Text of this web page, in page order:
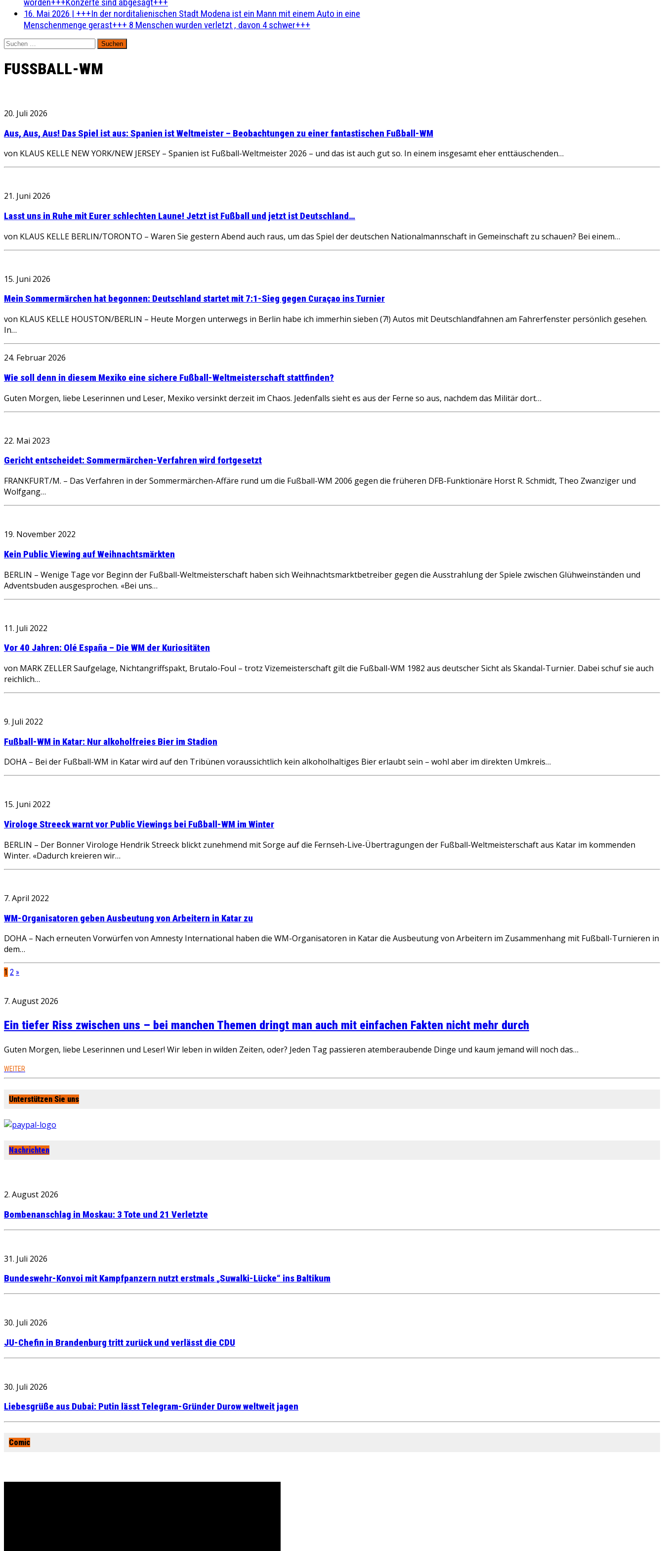
16. Mai 2026 | +++In der norditalienischen Stadt Modena ist ein Mann mit einem Auto in eine
Menschenmenge gerast+++ 8 Menschen wurden verletzt , davon 4 schwer+++
Suchen
nach:
FUSSBALL-WM
20. Juli 2026
Aus, Aus, Aus! Das Spiel ist aus: Spanien ist Weltmeister – Beobachtungen zu einer fantastischen Fußball-WM
von KLAUS KELLE NEW YORK/NEW JERSEY – Spanien ist Fußball-Weltmeister 2026 – und das ist auch gut so. In einem insgesamt eher enttäuschenden…
21. Juni 2026
Lasst uns in Ruhe mit Eurer schlechten Laune! Jetzt ist Fußball und jetzt ist Deutschland…
von KLAUS KELLE BERLIN/TORONTO – Waren Sie gestern Abend auch raus, um das Spiel der deutschen Nationalmannschaft in Gemeinschaft zu schauen? Bei einem…
15. Juni 2026
Mein Sommermärchen hat begonnen: Deutschland startet mit 7:1-Sieg gegen Curaçao ins Turnier
von KLAUS KELLE HOUSTON/BERLIN – Heute Morgen unterwegs in Berlin habe ich immerhin sieben (7!) Autos mit Deutschlandfahnen am Fahrerfenster persönlich gesehen.
In…
24. Februar 2026
Wie soll denn in diesem Mexiko eine sichere Fußball-Weltmeisterschaft stattfinden?
Guten Morgen, liebe Leserinnen und Leser, Mexiko versinkt derzeit im Chaos. Jedenfalls sieht es aus der Ferne so aus, nachdem das Militär dort…
22. Mai 2023
Gericht entscheidet: Sommermärchen-Verfahren wird fortgesetzt
FRANKFURT/M. – Das Verfahren in der Sommermärchen-Affäre rund um die Fußball-WM 2006 gegen die früheren DFB-Funktionäre Horst R. Schmidt, Theo Zwanziger und
Wolfgang…
19. November 2022
Kein Public Viewing auf Weihnachtsmärkten
BERLIN – Wenige Tage vor Beginn der Fußball-Weltmeisterschaft haben sich Weihnachtsmarktbetreiber gegen die Ausstrahlung der Spiele zwischen Glühweinständen und
Adventsbuden ausgesprochen. «Bei uns…
11. Juli 2022
Vor 40 Jahren: Olé España – Die WM der Kuriositäten
von MARK ZELLER Saufgelage, Nichtangriffspakt, Brutalo-Foul – trotz Vizemeisterschaft gilt die Fußball-WM 1982 aus deutscher Sicht als Skandal-Turnier. Dabei schuf sie auch
reichlich…
9. Juli 2022
Fußball-WM in Katar: Nur alkoholfreies Bier im Stadion
DOHA – Bei der Fußball-WM in Katar wird auf den Tribünen voraussichtlich kein alkoholhaltiges Bier erlaubt sein – wohl aber im direkten Umkreis…
15. Juni 2022
Virologe Streeck warnt vor Public Viewings bei Fußball-WM im Winter
BERLIN – Der Bonner Virologe Hendrik Streeck blickt zunehmend mit Sorge auf die Fernseh-Live-Übertragungen der Fußball-Weltmeisterschaft aus Katar im kommenden
Winter. «Dadurch kreieren wir…
7. April 2022
WM-Organisatoren geben Ausbeutung von Arbeitern in Katar zu
DOHA – Nach erneuten Vorwürfen von Amnesty International haben die WM-Organisatoren in Katar die Ausbeutung von Arbeitern im Zusammenhang mit Fußball-Turnieren in
dem…
1 2 »
7. August 2026
Ein tiefer Riss zwischen uns – bei manchen Themen dringt man auch mit einfachen Fakten nicht mehr durch
Guten Morgen, liebe Leserinnen und Leser! Wir leben in wilden Zeiten, oder? Jeden Tag passieren atemberaubende Dinge und kaum jemand will noch das…
WEITER
Unterstützen Sie uns
Nachrichten
2. August 2026
Bombenanschlag in Moskau: 3 Tote und 21 Verletzte
31. Juli 2026
Bundeswehr-Konvoi mit Kampfpanzern nutzt erstmals „Suwalki-Lücke“ ins Baltikum
30. Juli 2026
JU-Chefin in Brandenburg tritt zurück und verlässt die CDU
30. Juli 2026
Liebesgrüße aus Dubai: Putin lässt Telegram-Gründer Durow weltweit jagen
Comic